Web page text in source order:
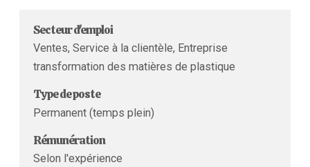
Secteur d'emploi
Ventes, Service à la clientèle, Entreprise
transformation des matières de plastique
Type de poste
Permanent (temps plein)
Rémunération
Selon l'expérience